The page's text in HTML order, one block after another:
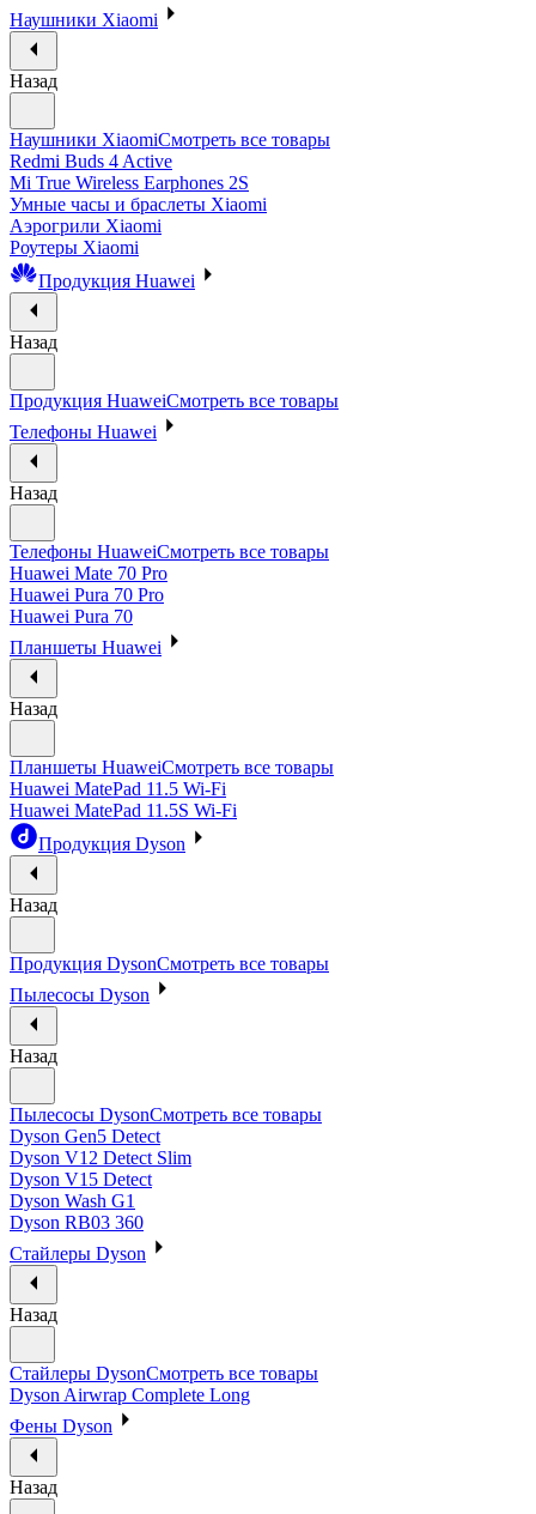
Наушники Xiaomi
Назад
Наушники XiaomiСмотреть все товары
Redmi Buds 4 Active
Mi True Wireless Earphones 2S
Умные часы и браслеты Xiaomi
Аэрогрили Xiaomi
Роутеры Xiaomi
Продукция Huawei
Назад
Продукция HuaweiСмотреть все товары
Телефоны Huawei
Назад
Телефоны HuaweiСмотреть все товары
Huawei Mate 70 Pro
Huawei Pura 70 Pro
Huawei Pura 70
Планшеты Huawei
Назад
Планшеты HuaweiСмотреть все товары
Huawei MatePad 11.5 Wi-Fi
Huawei MatePad 11.5S Wi-Fi
Продукция Dyson
Назад
Продукция DysonСмотреть все товары
Пылесосы Dyson
Назад
Пылесосы DysonСмотреть все товары
Dyson Gen5 Detect
Dyson V12 Detect Slim
Dyson V15 Detect
Dyson Wash G1
Dyson RB03 360
Стайлеры Dyson
Назад
Стайлеры DysonСмотреть все товары
Dyson Airwrap Complete Long
Фены Dyson
Назад